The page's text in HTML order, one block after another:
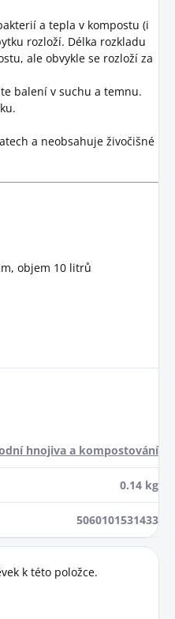
a tepla v kompostu (i
rozloží. Délka rozkladu
ale obvykle se rozloží za
balení v suchu a temnu.
a neobsahuje živočišné
objem 10 litrů
hnojiva a kompostování
0.14 kg
5060101531433
k této položce.